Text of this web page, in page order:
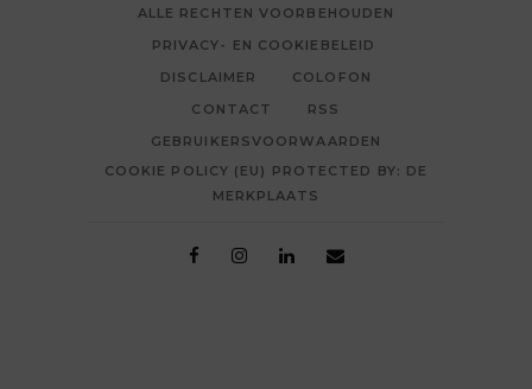
ALLE RECHTEN VOORBEHOUDEN
PRIVACY- EN COOKIEBELEID
DISCLAIMER
COLOFON
CONTACT
RSS
GEBRUIKERSVOORWAARDEN
COOKIE POLICY (EU) PROTECTED BY: DE
MERKPLAATS